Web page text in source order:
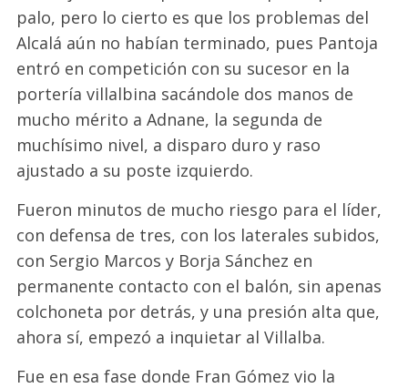
palo, pero lo cierto es que los problemas del
Alcalá aún no habían terminado, pues Pantoja
entró en competición con su sucesor en la
portería villalbina sacándole dos manos de
mucho mérito a Adnane, la segunda de
muchísimo nivel, a disparo duro y raso
ajustado a su poste izquierdo.
Fueron minutos de mucho riesgo para el líder,
con defensa de tres, con los laterales subidos,
con Sergio Marcos y Borja Sánchez en
permanente contacto con el balón, sin apenas
colchoneta por detrás, y una presión alta que,
ahora sí, empezó a inquietar al Villalba.
Fue en esa fase donde Fran Gómez vio la